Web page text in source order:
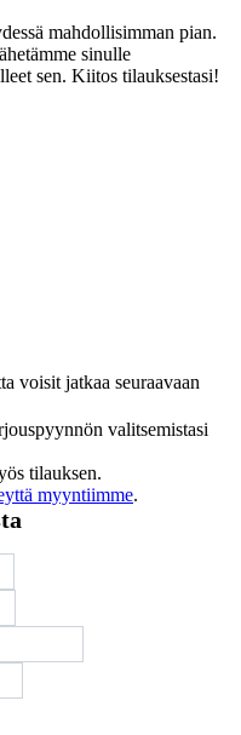
mahdollisimman pian.
sinulle
sen. Kiitos tilauksestasi!
voisit jatkaa seuraavaan
valitsemistasi
tilauksen.
myyntiimme.